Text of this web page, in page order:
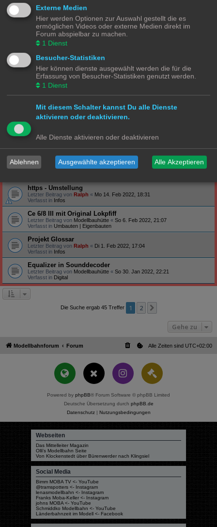
Märklin K83 Weichendecoder - Separate Stromeinspeisung
Letzter Beitrag von
Verfasst inDigital
Software - aber Welche - Teil 4
Letzter Beitrag von
Verfasst inSteuerung
Software - aber Welche - Teil 3
Letzter Beitrag von Moba_GM
Do 3. Mär 2022, 19:12
Verfasst inSteuerung
Software - aber Welche - Teil 2
Verfasst inSteuerung
Profilbanner
Letzter Beitrag vonRalph«So 27. Feb 2022, 09:12
Verfasst in
Arduino - habt ihr schon Erfahrung gemacht?
Verfasst inTechnik
S-Bahn Triebwagen ET171/EM171 - BR471/871
Letzter Beitrag vonHammonia«Sa 19. Feb 2022, 23:39
https - Umstellung
Letzter Beitrag von Ralph « Mo 14. Feb 2022, 18:31
Verfasst in Infos
Ce 6/8 III mit Original Lokpfiff
Letzter Beitrag von Modellbauhütte « So 6. Feb 2022, 21:07
Verfasst in Umbauten | Eigenbauten
Projekt Glossar
Letzter Beitrag von Ralph « Di 1. Feb 2022, 17:04
Verfasst in Infos
Equalizer in Sounddecoder
Letzter Beitrag von Modellbauhütte « So 30. Jan 2022, 22:21
Verfasst in Digital
Die Suche ergab 45 Treffer 1 2
Gehe zu
Modellbahnforum Forum Alle Zeiten sind UTC+02:00
Powered by phpBB® Forum Software © phpBB Limited
Deutsche Übersetzung durch phpBB.de
Datenschutz| Nutzungsbedingungen
Webseiten
Das Mittelleiter Magazin
Olli's Modellbahn Seite
Von Klockenstedt über Bürenwerder nach Klingsiel
Social Media
Bimm MOBA TV <- YouTube
@tramspotters <- Instagram
lenasmodellbahn <- Instagram
Franks Moba-Keller <- Instagram
johns MOBA <- YouTube
Schmiddko Modellbahn <- YouTube
Länderbahnzeit im Modell <- Facebook
Externe Medien
Hier werden Optionen zur Auswahl gestellt die es
ermöglichen Videos oder externe Medien direkt im
Forum abspielbar zu machen.
1 Dienst
Besucher-Statistiken
Hier können dienste ausgewählt werden die für die
Erfassung von Besucher-Statistiken genutzt werden.
1 Dienst
Mit diesem Schalter kannst Du alle Dienste
aktivieren oder deaktivieren.
Alle Dienste aktivieren oder deaktivieren
Ablehnen Ausgewählte akzeptieren Alle Akzeptieren